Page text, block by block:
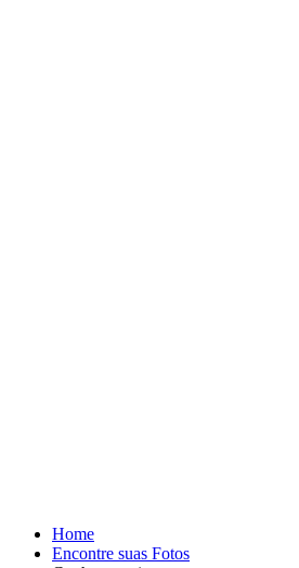
Home
Encontre suas Fotos